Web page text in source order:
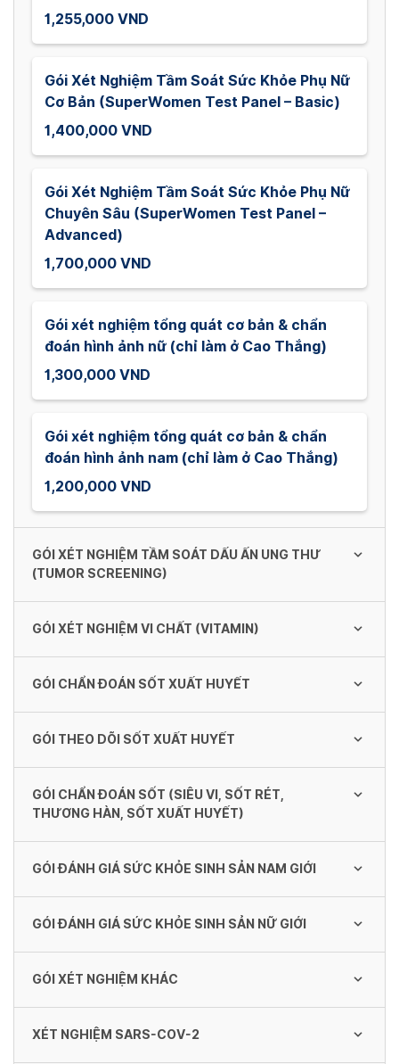
1,255,000 VND
Gói Xét Nghiệm Tầm Soát Sức Khỏe Phụ Nữ
Cơ Bản (SuperWomen Test Panel – Basic)
1,400,000 VND
Gói Xét Nghiệm Tầm Soát Sức Khỏe Phụ Nữ
Chuyên Sâu (SuperWomen Test Panel –
Advanced)
1,700,000 VND
Gói xét nghiệm tổng quát cơ bản & chẩn
đoán hình ảnh nữ (chỉ làm ở Cao Thắng)
1,300,000 VND
Gói xét nghiệm tổng quát cơ bản & chẩn
đoán hình ảnh nam (chỉ làm ở Cao Thắng)
1,200,000 VND
GÓI XÉT NGHIỆM TẦM SOÁT DẤU ẤN UNG THƯ
(TUMOR SCREENING)
Gói Xét Nghiệm Tầm Soát Dấu Ấn Ung Thư
cho Nữ (Tumor - Female)
1,660,000 VND
cho Nam (Tumor - Memale)
1,480,000 VND
GÓI XÉT NGHIỆM VI CHẤT (VITAMIN)
GÓI CHẨN ĐOÁN SỐT XUẤT HUYẾT
GÓI THEO DÕI SỐT XUẤT HUYẾT
Gói theo dõi sốt xuất huyết
GÓI CHẨN ĐOÁN SỐT (SIÊU VI, SỐT RÉT,
THƯƠNG HÀN, SỐT XUẤT HUYẾT)
hàn, sốt xuất huyết)
800,000 VND
GÓI ĐÁNH GIÁ SỨC KHỎE SINH SẢN NAM GIỚI
Gói đánh giá sức khỏe sinh sản nam giới &
tinh dịch đồ
GÓI ĐÁNH GIÁ SỨC KHỎE SINH SẢN NỮ GIỚI
Gói đánh giá sức khỏe sinh sản nữ giới
GÓI XÉT NGHIỆM KHÁC
Gói Xét Nghiệm Ký Sinh Trùng (Parasites)
XÉT NGHIỆM SARS-COV-2